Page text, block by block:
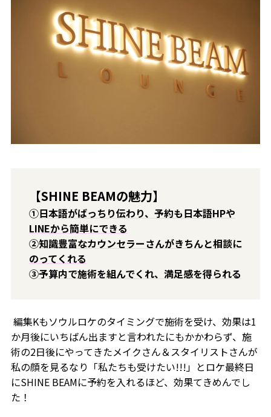
【SHINE BEAMの魅力】
①日本語がばっちり伝わり、予約も日本語HPや
LINEから簡単にできる
②知識豊富なカウンセラーさんがきちんと相談に
のってくれる
③予算内で施術を組んでくれ、満足感を得られる
編集Kもソウルロケのタイミングで施術を受け、効果は1
か月後にいちばん出ますと言われたにもかかわらず、施
術の2日後にやってきたメイクさん＆スタイリストさんが
私の顔を見るなり「私たちも受けたい!!!」とロケ最終日
にSHINE BEAMに予約を入れるほど、効果てきめんでし
た！